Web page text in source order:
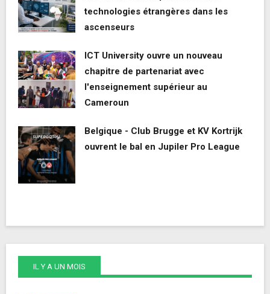
technologies étrangères dans les
ascenseurs
ICT University ouvre un nouveau
chapitre de partenariat avec
l'enseignement supérieur au
Cameroun
Belgique - Club Brugge et KV Kortrijk
ouvrent le bal en Jupiler Pro League
IL Y A UN MOIS